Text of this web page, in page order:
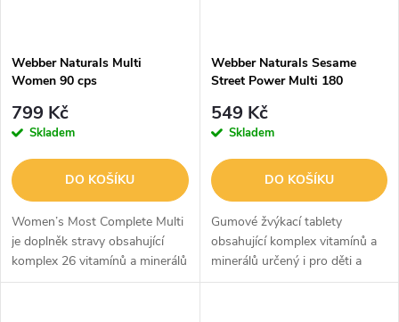
Webber Naturals Multi
Women 90 cps
799 Kč
Skladem
DO KOŠÍKU
Women’s Most Complete Multi
je doplněk stravy obsahující
komplex 26 vitamínů a minerálů
v jedné kapsli včetně železa,
Webber Naturals Sesame
Street Power Multi 180
549 Kč
Skladem
DO KOŠÍKU
Gumové žvýkací tablety
obsahující komplex vitamínů a
minerálů určený i pro děti a
dospívající.